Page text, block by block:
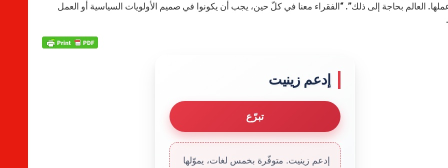
عملها. العالم بحاجة إلى ذلك”. “الفقراء معنا في كلّ حين، يجب أن يكونوا في صميم الأولويات السياسية أو العمل
إدعم زينيت
تبرّع
إدعم زينيت. متوفّرة بخمس لغات، يموّلها